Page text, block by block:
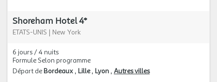
Shoreham Hotel 4*
ETATS-UNIS | New York
6 jours / 4 nuits
Formule Selon programme
Départ de Bordeaux Lille Lyon Autres villes